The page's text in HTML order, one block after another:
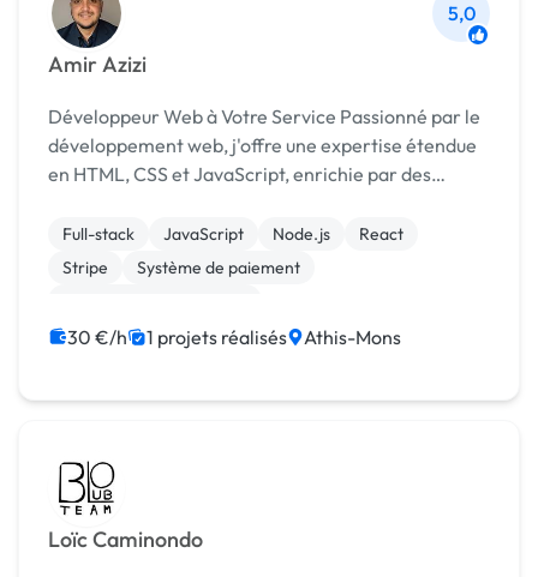
Amir Azizi
5,0
Développeur Web à Votre Service Passionné par le
développement web, j'offre une expertise étendue
en HTML, CSS et JavaScript, enrichie par des
les frameworks tels que React et Next.js, avec un...
Full-stack JavaScript Node.js
React
Stripe
Système de paiement
Développement spécifique
Installation de Script
30 €/h 1 projets réalisés Athis-Mons
Loïc Caminondo